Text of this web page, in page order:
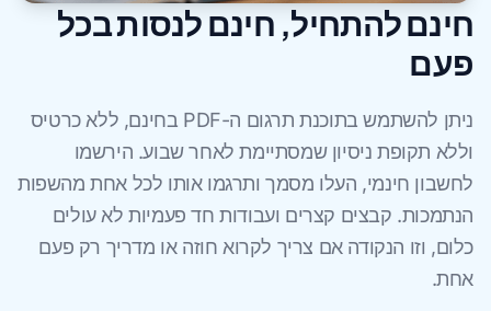
חינם להתחיל, חינם לנסות בכל
פעם
ניתן להשתמש בתוכנת תרגום ה-PDF בחינם, ללא כרטיס
וללא תקופת ניסיון שמסתיימת לאחר שבוע. הירשמו
לחשבון חינמי, העלו מסמך ותרגמו אותו לכל אחת מהשפות
הנתמכות. קבצים קצרים ועבודות חד פעמיות לא עולים
כלום, וזו הנקודה אם צריך לקרוא חוזה או מדריך רק פעם
אחת.